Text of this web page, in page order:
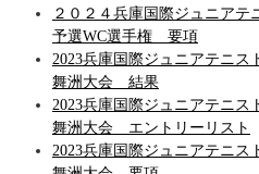
２０２４兵庫国際ジュニア
予選WC選手権 要項
2023兵庫国際ジュニアテニ
舞洲大会 結果
2023兵庫国際ジュニアテニ
舞洲大会 エントリーリスト
2023兵庫国際ジュニアテニ